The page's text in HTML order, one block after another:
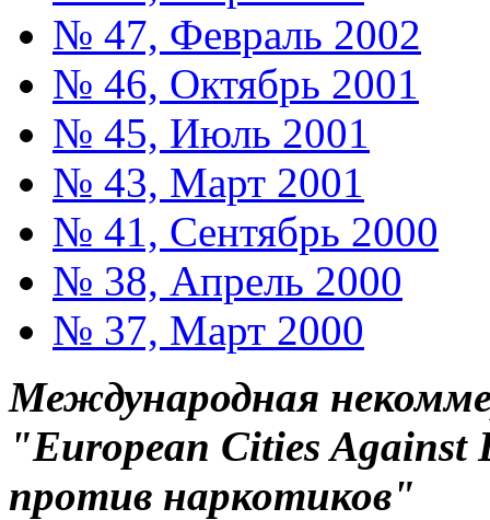
№ 47, Февраль 2002
№ 46, Октябрь 2001
№ 45, Июль 2001
№ 43, Март 2001
№ 41, Сентябрь 2000
№ 38, Апрель 2000
№ 37, Март 2000
Международная
"European Cities Against
против наркотиков"